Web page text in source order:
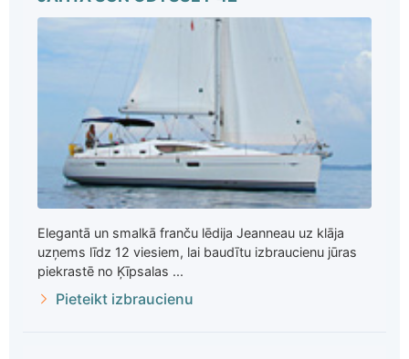
Elegantā un smalkā franču lēdija Jeanneau uz klāja
uzņems līdz 12 viesiem, lai baudītu izbraucienu jūras
piekrastē no Ķīpsalas ...
Pieteikt izbraucienu